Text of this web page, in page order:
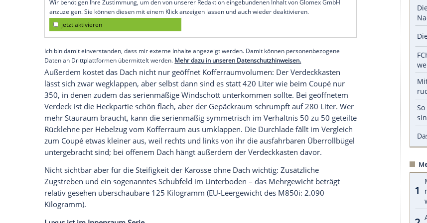
lässt sich beiGeschwindigkeitenvon bis zu 50 km/h innerhalb von je 15 Sekunden öffnen
und schließen.
Dank Akustikdämmung soll das Verdeck die Passagiere nicht nur vor Wind und Wetter
sondern eben auch vor Außengeräuschen schützen und es spannt sich so über den
Innenraum, dass die Passagiere hinten sogar etwas mehr Kopffreiheit genießen als im
Coupé. Der Knieraum bleibt gleich, aber die hinteren Lehnen stehen steiler, damit der
automatisch ausfahrende Überrollschutz dahinter passt und die Verdeckkonstruktion
beansprucht Innenraumbreite.
Abstriche beim Kofferraum
Empfohlener externer Inhalt:
Glomex GmbH
Wir benötigen Ihre Zustimmung, um den von unserer Redaktion eingebundenen Inhalt von Glomex GmbH
anzuzeigen. Sie können diesen mit einem Klick anzeigen lassen und auch wieder deaktivieren.